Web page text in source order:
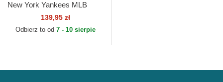
New York Yankees MLB
139,95 zł
Odbierz to od 7 - 10 sierpie